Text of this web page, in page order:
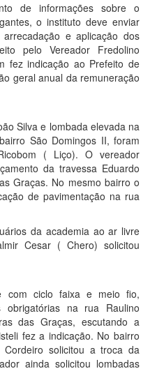
de informações sobre o
o instituto deve enviar
e aplicação dos
pelo Vereador Fredolino
fez indicação ao Prefeito de
geral anual da remuneração
Silva e lombada elevada na
São Domingos II, foram
( Liço). O vereador
da travessa Eduardo
Graças. No mesmo bairro o
de pavimentação na rua
da academia ao ar livre
Cesar ( Chero) solicitou
com ciclo faixa e meio fio,
obrigatórias na rua Raulino
das Graças, escutando a
fez a indicação. No bairro
solicitou a troca da
ainda solicitou lombadas